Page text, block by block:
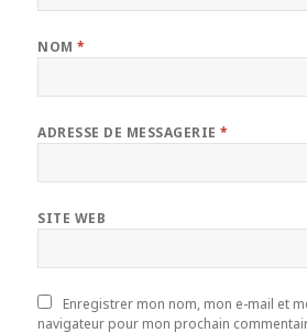
NOM*
ADRESSE DE MESSAGERIE*
SITE WEB
Enregistrer mon nom, mon e-mail et
navigateur pour mon prochain